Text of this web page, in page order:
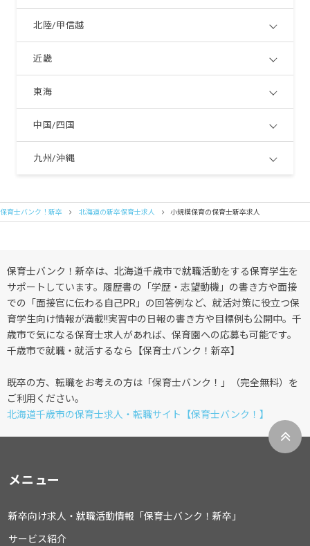
北陸/甲信越
近畿
東海
中国/四国
九州/沖縄
保育士バンク！新卒 北海道の新卒保育士求人 小規模保育の保育士新卒求人
保育士バンク！新卒は、北海道千歳市で就職活動をする保育学生を
サポートしています。履歴書の「学歴・志望動機」の書き方や面接
での「面接官に伝わる自己PR」の回答例など、就活対策に役立つ保
育学生向け情報が満載!!実習中の日報の書き方や目標例も公開中。千
歳市で気になる保育士求人があれば、保育園への応募も可能です。
千歳市で就職・就活するなら【保育士バンク！新卒】
既卒の方、転職をお考えの方は「保育士バンク！」（完全無料）を
ご利用ください。
北海道千歳市の保育士求人・転職サイト【保育士バンク！】
メニュー
新卒向け求人・就職活動情報「保育士バンク！新卒」
サービス紹介